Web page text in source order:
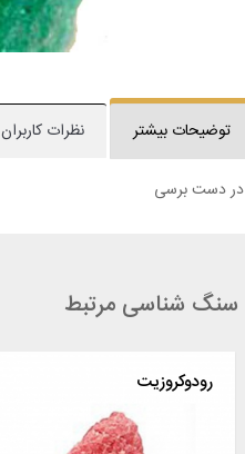
توضیحات بیشتر نظرات کاربران
در دست برسی
سنگ شناسی مرتبط